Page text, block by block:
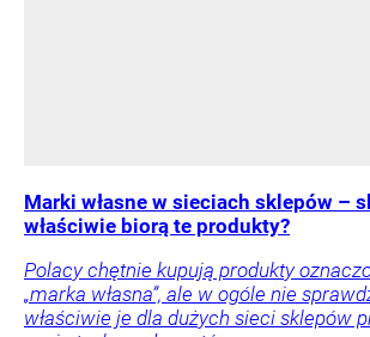
Marki własne w sieciach sklepów –
właściwie biorą te produkty?
Polacy chętnie kupują produkty
„marka własna”, ale w ogóle nie
właściwie je dla dużych sieci sklepów